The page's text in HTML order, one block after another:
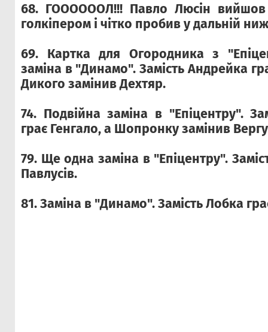
68. ГООООООЛ!!! Павло Люсін
голкіпером і чітко пробив у дальній
69. Картка для Огородника з
заміна в "Динамо". Замість Андрейка
Дикого замінив Дехтяр.
74. Подвійна заміна в "Епіцентру".
грає Генгало, а Шопронку замінив
79. Ще одна заміна в "Епіцентру".
Павлусів.
81. Заміна в "Динамо". Замість Лобка